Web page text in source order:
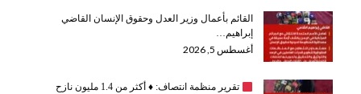
القائم بأعمال وزير العدل وحقوق الإنسان القاضي
إبراهيم…
أغسطس 5, 2026
تقرير منظمة انتصاف: ♦️
أكثر من 1.4 مليون نازح